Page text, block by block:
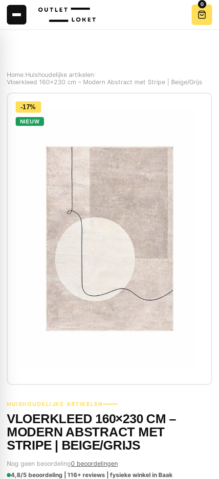
0
Home Huishoudelijke artikelen
Vloerkleed 160×230 cm – Modern Abstract met Stripe | Beige/Grijs
-17%
NIEUW
HUISHOUDELIJKE ARTIKELEN
VLOERKLEED 160×230 CM –
MODERN ABSTRACT MET
STRIPE | BEIGE/GRIJS
Nog geen beoordeling0 beoordelingen
4,8/5 beoordeling | 116+ reviews | fysieke winkel in Baak